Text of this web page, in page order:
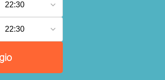
22:30
22:30